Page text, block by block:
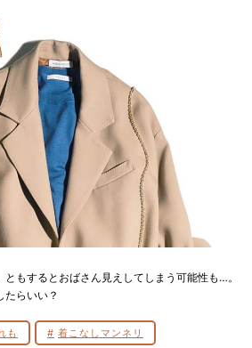
もするとおばさん見えしてしまう可能性も…。
たらいい？
も 着こなしマンネリ